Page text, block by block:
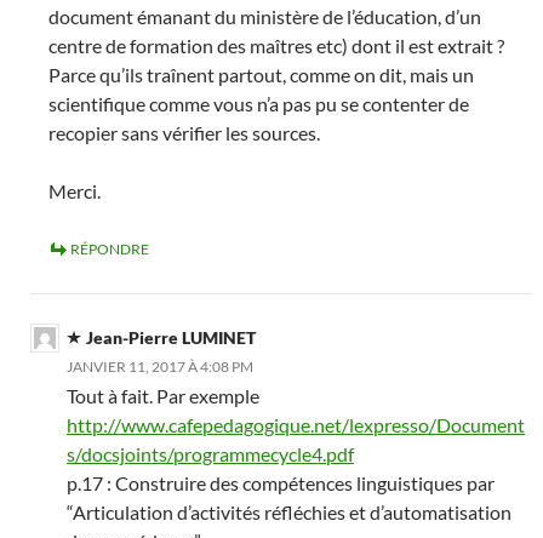
document émanant du ministère de l’éducation, d’un
centre de formation des maîtres etc) dont il est extrait ?
Parce qu’ils traînent partout, comme on dit, mais un
scientifique comme vous n’a pas pu se contenter de
recopier sans vérifier les sources.
Merci.
RÉPONDRE
Jean-Pierre LUMINET
JANVIER 11, 2017 À 4:08 PM
Tout à fait. Par exemple
http://www.cafepedagogique.net/lexpresso/Document
s/docsjoints/programmecycle4.pdf
p.17 : Construire des compétences linguistiques par
“Articulation d’activités réfléchies et d’automatisation